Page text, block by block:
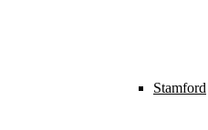
Stamford